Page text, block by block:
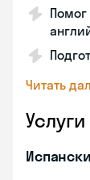
Читать